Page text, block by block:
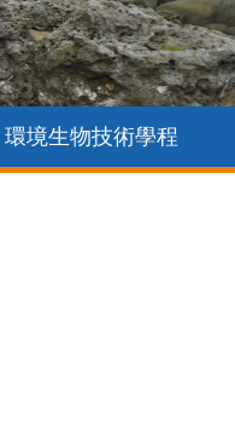
環境生物技術學程